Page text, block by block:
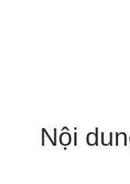
Nội